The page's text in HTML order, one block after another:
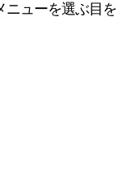
ニューを選ぶ目を